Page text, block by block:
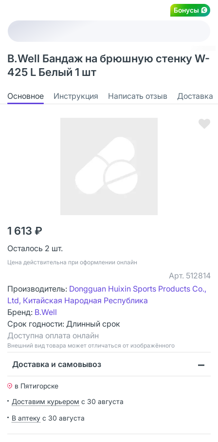
Бонусы
B.Well Бандаж на брюшную стенку W-
425 L Белый 1 шт
Основное Инструкция Написать отзыв Доставка
1 613 ₽
Осталось 2 шт.
Цена действительна при оформлении онлайн
Арт. 512814
Производитель: Dongguan Huixin Sports Products Co.,
Ltd, Китайская Народная Республика
Бренд: B.Well
Срок годности: Длинный срок
Доступна оплата онлайн
Bнешний вид товара может отличаться от изображённого
Доставка и самовывоз
в Пятигорске
Доставим курьером с 30 августа
В аптеку с 30 августа